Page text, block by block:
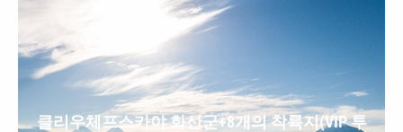
클리우체프스카야 화산군+8개의 착륙지(VIP 투